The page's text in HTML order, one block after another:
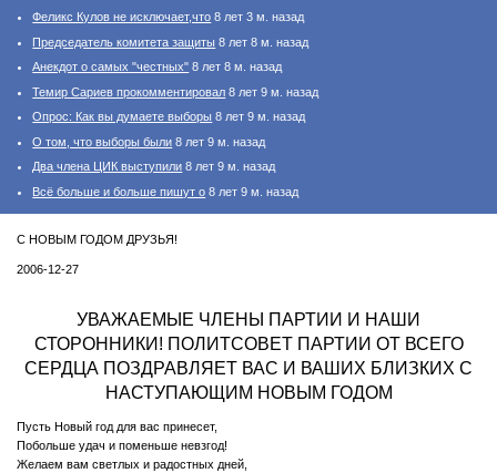
Феликс Кулов не исключает,что 8 лет 3 м. назад
Председатель комитета защиты 8 лет 8 м. назад
Анекдот о самых "честных" 8 лет 8 м. назад
Темир Сариев прокомментировал 8 лет 9 м. назад
Опрос: Как вы думаете выборы 8 лет 9 м. назад
О том, что выборы были 8 лет 9 м. назад
Два члена ЦИК выступили 8 лет 9 м. назад
Всё больше и больше пишут о 8 лет 9 м. назад
С НОВЫМ ГОДОМ ДРУЗЬЯ!
2006-12-27
УВАЖАЕМЫЕ ЧЛЕНЫ ПАРТИИ И НАШИ
СТОРОННИКИ! ПОЛИТСОВЕТ ПАРТИИ ОТ ВСЕГО
СЕРДЦА ПОЗДРАВЛЯЕТ ВАС И ВАШИХ БЛИЗКИХ С
НАСТУПАЮЩИМ НОВЫМ ГОДОМ
Пусть Новый год для вас принесет,
Побольше удач и поменьше невзгод!
Желаем вам светлых и радостных дней,